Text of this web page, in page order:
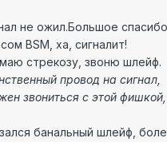
не ожил.Большое
BSM, ха, сигналит!
стрекозу, звоню шлейф.
провод на сигнал,
звониться с этой
банальный шлейф,